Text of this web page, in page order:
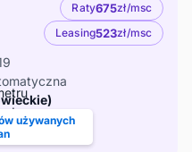
Raty675zł/msc
Leasing523zł/msc
używanych